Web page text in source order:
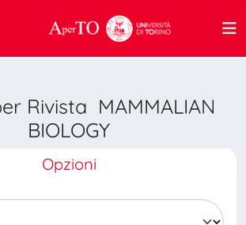
Rivista MAMMALIAN
BIOLOGY
Opzioni